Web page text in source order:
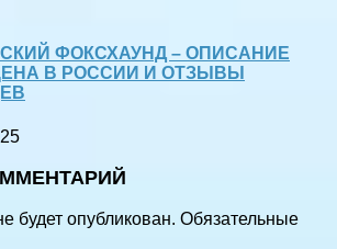
ФОКСХАУНД – ОПИСАНИЕ
В РОССИИ И ОТЗЫВЫ
будет опубликован. Обязательные